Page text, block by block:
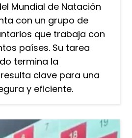
Mundial de Natación
con un grupo de
que trabaja con
países. Su tarea
termina la
clave para una
y eficiente.